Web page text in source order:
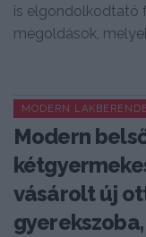
is elgondolkodtató
megoldások,
MODERN
Modern
vásárolt új